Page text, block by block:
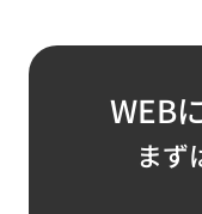
WEB
まず